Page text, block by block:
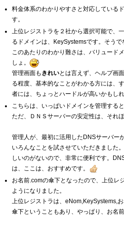
料金体系のわかりやすさと対応している
す。
上位レジストラを２社から選択可能で、
るドメインは、KeySystemsです。そうで
このあたりのわかり難さは、バリュード
しょ。
管理画面も きれいとは言えず、ヘルプ画
る程度、基本的なことがわかる方には、
者には、ちょっとハードルが高いかもしれ
こちらは、いっぱいドメインを管理する
ただ、ＤＮＳサーバーの安定性は、それ
管理人が、最初に活用したDNSサーバー
いろんなことを試させていただきました
しいのがないので、非常に便利です。
は、ここは、おすすめです。
お名前.comの傘下となったので、上位レ
ようになりました。
上位レジストラは、eNom,KeySystems,
傘下ということもあり、やっぱり、お名